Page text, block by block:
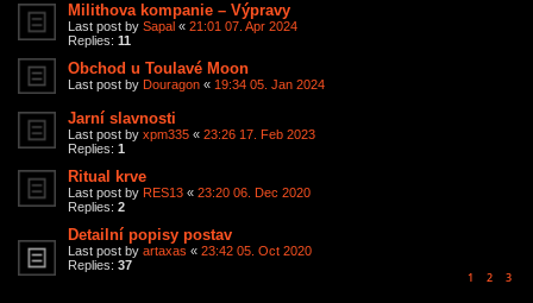
Milithova kompanie – Výpravy
Last post by Sapal « 21:01 07. Apr 2024
Replies: 11
Obchod u Toulavé Moon
Last post by Douragon « 19:34 05. Jan 2024
Jarní slavnosti
Last post by xpm335 « 23:26 17. Feb 2023
Replies: 1
Ritual krve
Last post by RES13 « 23:20 06. Dec 2020
Replies: 2
Detailní popisy postav
Last post by artaxas « 23:42 05. Oct 2020
Replies: 37
1 2 3